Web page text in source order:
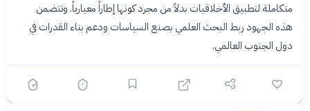
متكاملة لتطبيق الأخلاقيات بدلاً من مجرد كونها إطاراً معيارياً. وتتضمن
هذه الجهود ربط البحث العلمي بصنع السياسات ودعم بناء القدرات في
دول الجنوب العالمي.